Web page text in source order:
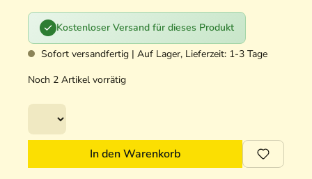
Kostenloser Versand für dieses Produkt
Sofort versandfertig | Auf Lager, Lieferzeit: 1-3 Tage
Noch 2 Artikel vorrätig
In den Warenkorb